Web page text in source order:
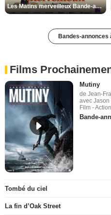
Les Matins merveilleux Bande-annonce VF
Bandes-annonces
Films
Mutiny
de Jean-
avec Jason
Film - Action
Bande-
Tombé du ciel
La fin d’Oak Street